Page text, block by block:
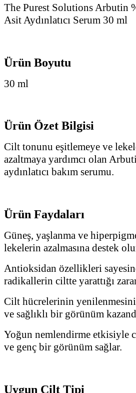
The Purest Solutions Arbutin
Asit Aydınlatıcı Serum 30 ml
Ürün Boyutu
30 ml
Ürün Özet Bilgisi
Cilt tonunu eşitlemeye ve
azaltmaya yardımcı olan
aydınlatıcı bakım serumu.
Ürün Faydaları
Güneş, yaşlanma ve
lekelerin azalmasına destek
Antioksidan özellikleri
radikallerin ciltte yarattığı
Cilt hücrelerinin yenilenmesini
ve sağlıklı bir görünüm
Yoğun nemlendirme etkisiyle
ve genç bir görünüm sağlar.
Uygun Cilt Tipi